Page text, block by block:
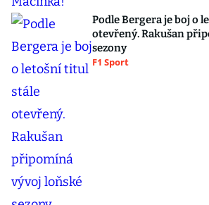
Podle Bergera je boj o
otevřený. Rakušan
sezony
F1 Sport